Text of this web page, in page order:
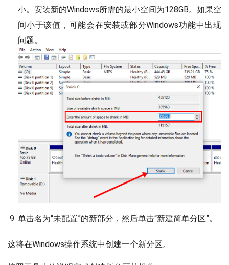
小。安装新的Windows所需的最小空间为128GB。如果空
间小于该值，可能会在安装或部分Windows功能中出现
问题。
单击名为“未配置”的新部分，然后单击“新建简单分区”。
这将在Windows操作系统中创建一个新分区。